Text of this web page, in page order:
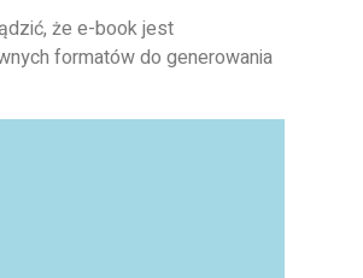
że e-book jest
formatówdo generowania